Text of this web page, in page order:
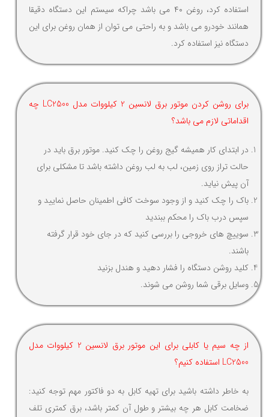
استفاده کرد، روغن ۴۰ می باشد چراکه سیستم این دستگاه دقیقا
همانند خودرو می باشد و به راحتی می توان از همان روغن برای این
دستگاه نیز استفاده کرد.
برای روشن کردن موتور برق لانسین 2 کیلووات مدل LC2500 چه
اقداماتی لازم می باشد؟
در ابتدای کار همیشه گیج روغن را چک کنید. موتور برق باید در
حالت تراز روی زمین، لب به لب روغن داشته باشد تا مشکلی برای
آن پیش نیاید.
باک را چک کنید و از وجود سوخت کافی اطمینان حاصل نمایید و
سپس درب باک را محکم ببندید
سوییچ های خروجی را بررسی کنید که در جای خود قرار گرفته
باشند.
کلید روشن دستگاه را فشار دهید و هندل بزنید
وسایل برقی شما روشن می شوند.
از چه سیم یا کابلی برای این موتور برق لانسین 2 کیلووات مدل
LC2500 استفاده کنیم؟
به خاطر داشته باشید برای تهیه کابل به دو فاکتور مهم توجه کنید:
ضخامت کابل هر چه بیشتر و طول آن کمتر باشد، برق کمتری تلف